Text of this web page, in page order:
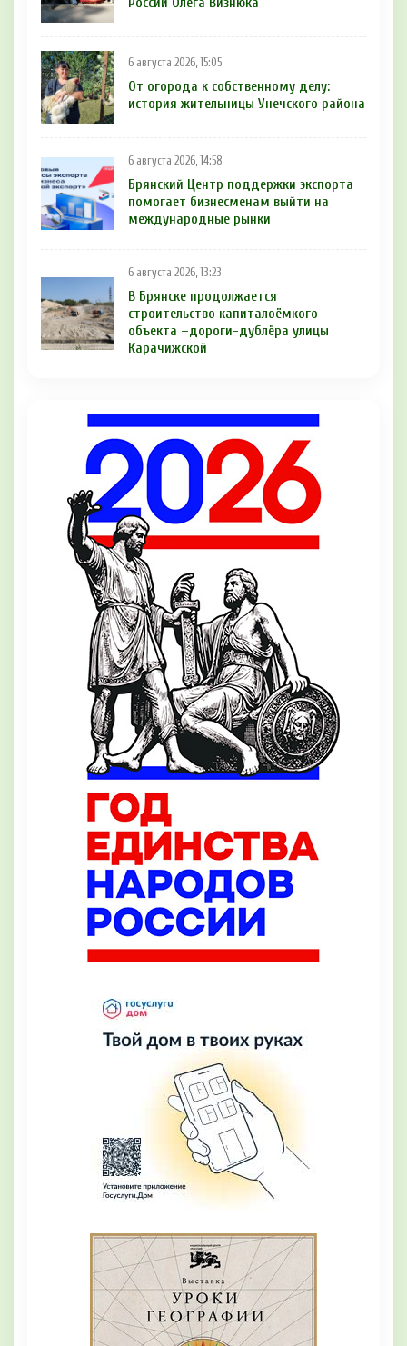
6 августа 2026, 15:05
От огорода к собственному делу:
история жительницы Унечского района
6 августа 2026, 14:58
Брянский Центр поддержки экспорта
помогает бизнесменам выйти на
международные рынки
6 августа 2026, 13:23
В Брянске продолжается
строительство капиталоёмкого
объекта –дороги-дублёра улицы
Карачижской